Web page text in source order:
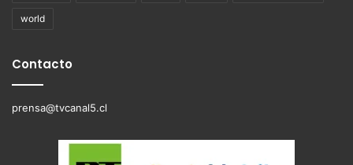
world
Contacto
prensa@tvcanal5.cl